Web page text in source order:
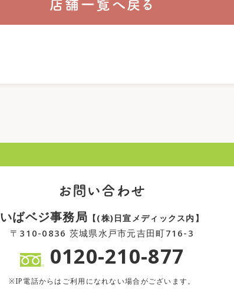
店舗一覧へ戻る
お問い合わせ
いばベジ事務局 【(株)日宣メディックス内】
〒310-0836 茨城県水戸市元吉田町716-3
0120-210-877
※IP電話からはご利用になれない場合がございます。